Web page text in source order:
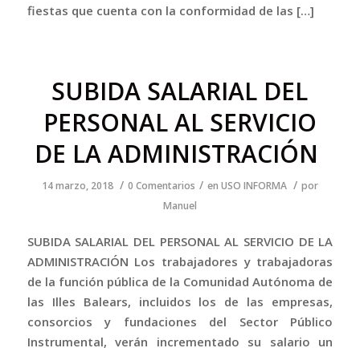
fiestas que cuenta con la conformidad de las […]
SUBIDA SALARIAL DEL
PERSONAL AL SERVICIO
DE LA ADMINISTRACIÓN
14 marzo, 2018 / 0 Comentarios / en USO INFORMA / por
Manuel
SUBIDA SALARIAL DEL PERSONAL AL SERVICIO DE LA
ADMINISTRACIÓN Los trabajadores y trabajadoras
de la función pública de la Comunidad Autónoma de
las Illes Balears, incluidos los de las empresas,
consorcios y fundaciones del Sector Público
Instrumental, verán incrementado su salario un